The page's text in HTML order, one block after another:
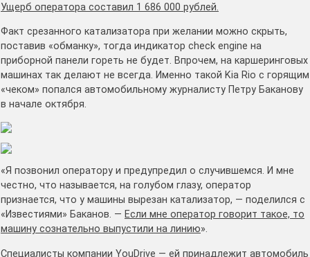
Ущерб оператора составил 1 686 000 рублей.
Факт срезанного катализатора при желании можно скрыть,
поставив «обманку», тогда индикатор check engine на
приборной панели гореть не будет. Впрочем, на каршеринговых
машинах так делают не всегда. Именно такой Kia Rio с горящим
«чеком» попался автомобильному журналисту Петру Баканову
в начале октября.
«Я позвонил оператору и предупредил о случившемся. И мне
честно, что называется, на голубом глазу, оператор
признается, что у машины вырезан катализатор, — поделился с
«Известиями» Баканов. — Если мне оператор говорит такое, то
машину сознательно выпустили на линию».
Специалисты компании YouDrive — ей принадлежит автомобиль